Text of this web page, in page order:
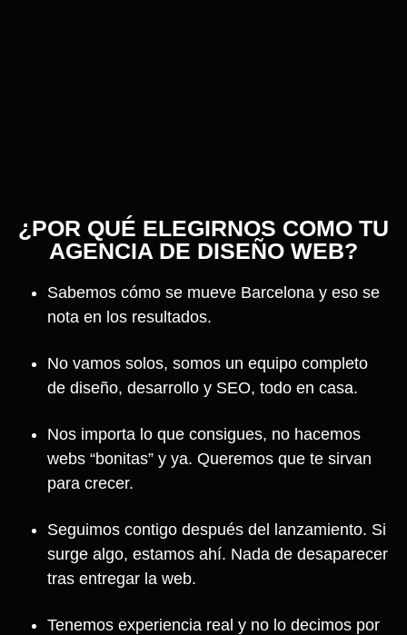
¿POR QUÉ ELEGIRNOS COMO TU
AGENCIA DE DISEÑO WEB?
Sabemos cómo se mueve Barcelona y eso se
nota en los resultados.
No vamos solos, somos un equipo completo
de diseño, desarrollo y SEO, todo en casa.
Nos importa lo que consigues, no hacemos
webs “bonitas” y ya. Queremos que te sirvan
para crecer.
Seguimos contigo después del lanzamiento. Si
surge algo, estamos ahí. Nada de desaparecer
tras entregar la web.
Tenemos experiencia real y no lo decimos por